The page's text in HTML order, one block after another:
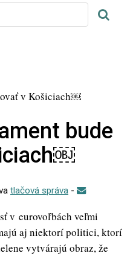
bude
tlačová správa -
v eurovoľbách veľmi
aj niektorí politici, ktorí
vytvárajú obraz, že